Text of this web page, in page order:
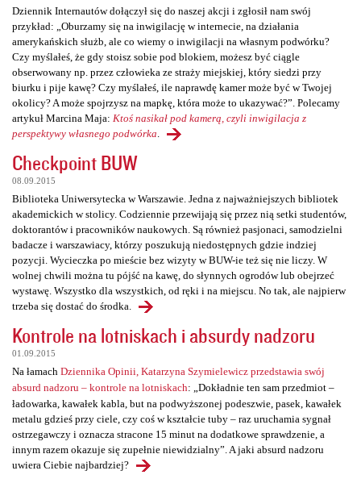
Dziennik Internautów dołączył się do naszej akcji i zgłosił nam swój
przykład: „Oburzamy się na inwigilację w internecie, na działania
amerykańskich służb, ale co wiemy o inwigilacji na własnym podwórku?
Czy myślałeś, że gdy stoisz sobie pod blokiem, możesz być ciągle
obserwowany np. przez człowieka ze straży miejskiej, który siedzi przy
biurku i pije kawę? Czy myślałeś, ile naprawdę kamer może być w Twojej
okolicy? A może spojrzysz na mapkę, która może to ukazywać?”. Polecamy
artykuł Marcina Maja: Ktoś nasikał pod kamerą, czyli inwigilacja z
perspektywy własnego podwórka
Checkpoint BUW
08.09.2015
Biblioteka Uniwersytecka w Warszawie. Jedna z najważniejszych bibliotek
akademickich w stolicy. Codziennie przewijają się przez nią setki studentów,
doktorantów i pracowników naukowych. Są również pasjonaci, samodzielni
badacze i warszawiacy, którzy poszukują niedostępnych gdzie indziej
pozycji. Wycieczka po mieście bez wizyty w BUW-ie też się nie liczy. W
wolnej chwili można tu pójść na kawę, do słynnych ogrodów lub obejrzeć
wystawę. Wszystko dla wszystkich, od ręki i na miejscu. No tak, ale najpierw
trzeba się dostać do środka.
Kontrole na lotniskach i absurdy nadzoru
01.09.2015
Na łamach Dziennika Opinii, Katarzyna Szymielewicz przedstawia swój
absurd nadzoru – kontrole na lotniskach: „Dokładnie ten sam przedmiot –
ładowarka, kawałek kabla, but na podwyższonej podeszwie, pasek, kawałek
metalu gdzieś przy ciele, czy coś w kształcie tuby – raz uruchamia sygnał
ostrzegawczy i oznacza stracone 15 minut na dodatkowe sprawdzenie, a
innym razem okazuje się zupełnie niewidzialny”. A jaki absurd nadzoru
uwiera Ciebie najbardziej?